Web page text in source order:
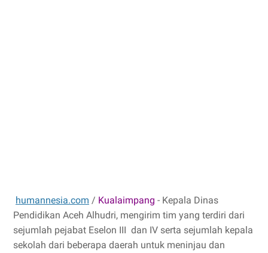
humannesia.com / Kualaimpang - Kepala Dinas
Pendidikan Aceh Alhudri, mengirim tim yang terdiri dari
sejumlah pejabat Eselon III dan IV serta sejumlah kepala
sekolah dari beberapa daerah untuk meninjau dan